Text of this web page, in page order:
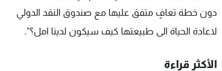
دون خطة تعافٍ متفق عليها مع صندوق النقد الدولي
لاعادة الحياة الى طبيعتها كيف سيكون لدينا امل؟".
الأكثر قراءة